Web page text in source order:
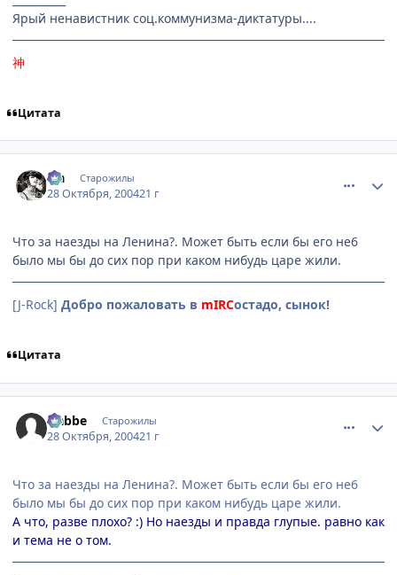
Ярый ненавистник соц.коммунизма-диктатуры....
神
Цитата
Lia Старожилы
28 Октября, 200421 г
Что за наезды на Ленина?. Может быть если бы его не6
было мы бы до сих пор при каком нибудь царе жили.
[J-Rock] Добро пожаловать в mIRCостадо, сынок!
Цитата
Nabbe Старожилы
28 Октября, 200421 г
Что за наезды на Ленина?. Может быть если бы его не6
было мы бы до сих пор при каком нибудь царе жили.
А что, разве плохо? :) Но наезды и правда глупые. равно как
и тема не о том.